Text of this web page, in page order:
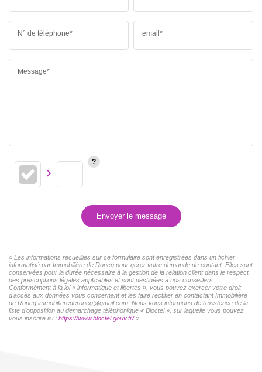
N° de téléphone* email*
Message*
Envoyer le message
« Les informations recueillies sur ce formulaire sont enregistrées dans un fichier
informatisé par Immobilière de Roncq pour gérer votre demande de contact. Elles sont
conservées pour la durée nécessaire à la gestion de la relation client dans le respect
des prescriptions légales applicables et sont destinées à nos conseillers
Conformément à la loi « informatique et libertés », vous pouvez exercer votre droit
d'accès aux données vous concernant et les faire rectifier en contactant Immobilière
de Roncq immobilierederoncq@gmail.com. Nous vous informons de l'existence de la
liste d'opposition au démarchage téléphonique « Bloctel », sur laquelle vous pouvez
vous inscrire ici : https://www.bloctel.gouv.fr/»